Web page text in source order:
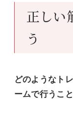
正しい
う
どのようなト
ームで行うこ